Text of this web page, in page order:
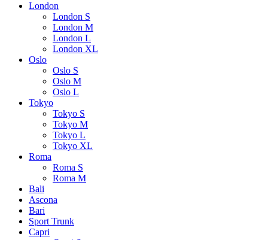
London
London S
London M
London L
London XL
Oslo
Oslo S
Oslo M
Oslo L
Tokyo
Tokyo S
Tokyo M
Tokyo L
Tokyo XL
Roma
Roma S
Roma M
Bali
Ascona
Bari
Sport Trunk
Capri